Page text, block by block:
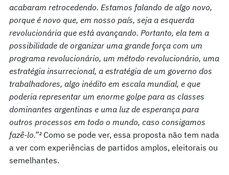
acabaram retrocedendo. Estamos falando de algo novo,
porque é novo que, em nosso país, seja a esquerda
revolucionária que está avançando. Portanto, ela tem a
possibilidade de organizar uma grande força com um
programa revolucionário, um método revolucionário, uma
estratégia insurrecional, a estratégia de um governo dos
trabalhadores, algo inédito em escala mundial, e que
poderia representar um enorme golpe para as classes
dominantes argentinas e uma luz de esperança para
outros processos em todo o mundo, caso consigamos
fazê-lo.”² Como se pode ver, essa proposta não tem nada
a ver com experiências de partidos amplos, eleitorais ou
semelhantes.